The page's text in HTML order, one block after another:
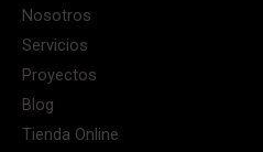
Nosotros
Servicios
Proyectos
Blog
Tienda Online